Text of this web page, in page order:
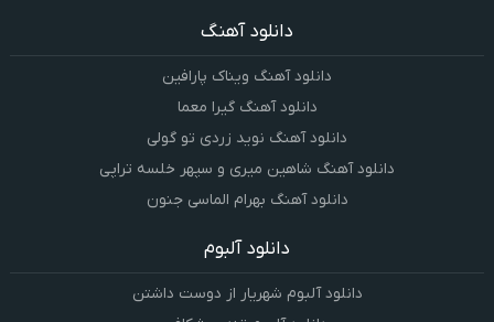
دانلود آهنگ
دانلود آهنگ ویناک پارافین
دانلود آهنگ گیرا معما
دانلود آهنگ نوید زردی تو گولی
دانلود آهنگ شاهین میری و سپهر خلسه تراپی
دانلود آهنگ بهرام الماسی جنون
دانلود آلبوم
دانلود آلبوم شهریار از دوست داشتن